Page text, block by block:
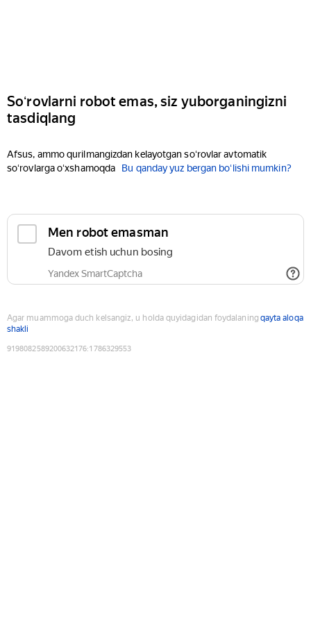
Soʻrovlarni robot emas, siz yuborganingizni
tasdiqlang
Afsus, ammo qurilmangizdan kelayotgan soʻrovlar avtomatik
soʻrovlarga oʻxshamoqda
Bu qanday yuz bergan boʻlishi mumkin?
Men robot emasman
Davom etish uchun bosing
Yandex SmartCaptcha
Agar muammoga duch kelsangiz, u holda quyidagidan foydalaning qayta aloqa
shakli
9198082589200632176:1786329553